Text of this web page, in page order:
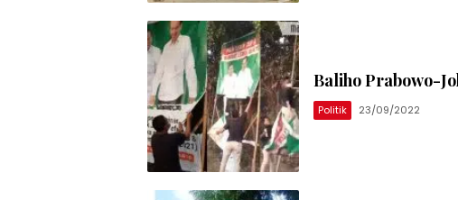
Baliho Prabowo-
Politik 23/09/2022